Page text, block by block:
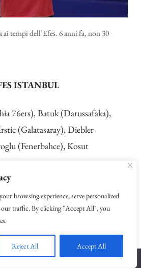
browsing experience, serve personalized
our traffic. By clicking "Accept All", you
Reject All Accept All
ai tempi dell’Efes. 6 anni fa, non 30
ISTANBUL
76ers), Batuk (Darussafaka),
(Galatasaray), Diebler
(Fenerbahce), Kosut
(Memphis Grizzlies), Geyik
Honeycutt, Brown,